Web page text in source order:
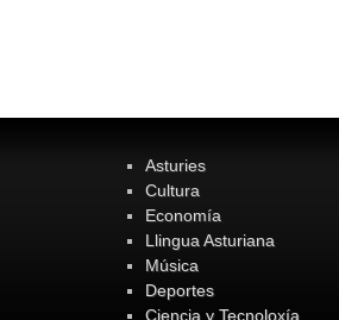
Asturies
Cultura
Economía
Llingua Asturiana
Música
Deportes
Ciencia y Tecnoloxía